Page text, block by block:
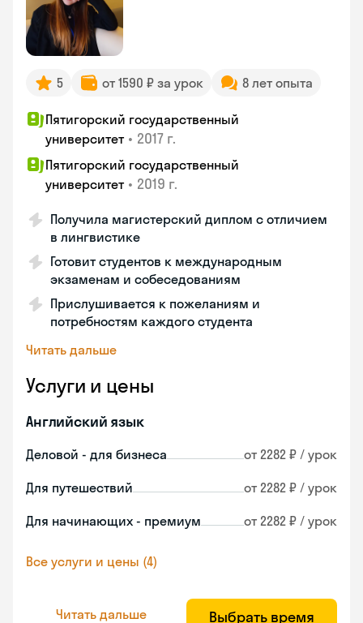
5 от 1590 ₽ за урок 8 лет опыта
Пятигорский государственный
университет • 2017 г.
Пятигорский государственный
университет • 2019 г.
Получила магистерский диплом с отличием
в лингвистике
Готовит студентов к международным
экзаменам и собеседованиям
Прислушивается к пожеланиям и
потребностям каждого студента
Читать дальше
Услуги и цены
Английский язык
Деловой - для бизнеса от 2282 ₽ / урок
Для путешествий от 2282 ₽ / урок
Для начинающих - премиум от 2282 ₽ / урок
Все услуги и цены (4)
Читать дальше Выбрать время